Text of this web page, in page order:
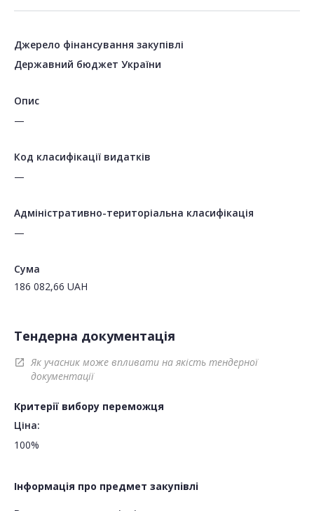
Джерело фінансування закупівлі
Державний бюджет України
Опис
—
Код класифікації видатків
—
Адміністративно-територіальна класифікація
—
Сума
186 082,66 UAH
Тендерна документація
open_in_new
Як учасник може впливати на якість тендерної
документації
Критерії вибору переможця
Ціна:
100%
Інформація про предмет закупівлі